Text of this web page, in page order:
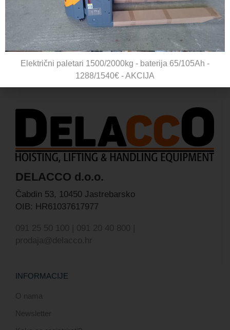
HP-ESRP20
1.940,00 € 1.650,00€
VPC
DELACCO d.o.o.
Čabdin 53, 10450 Jastrebarsko
OIB: HR61037617977
INFORMACIJE
O nama
Newsletter
Električni paletari 1500/2000kg - baterija 65/105Ah -
1288/1540€ - AKCIJA